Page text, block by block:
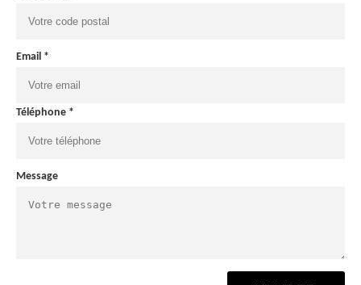
Email *
Téléphone *
Message